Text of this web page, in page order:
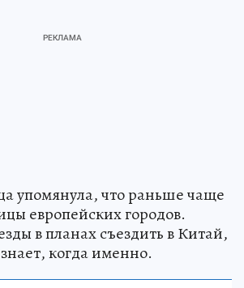
упомянула, что раньше чаще
европейских городов.
в планах съездить в Китай,
когда именно.